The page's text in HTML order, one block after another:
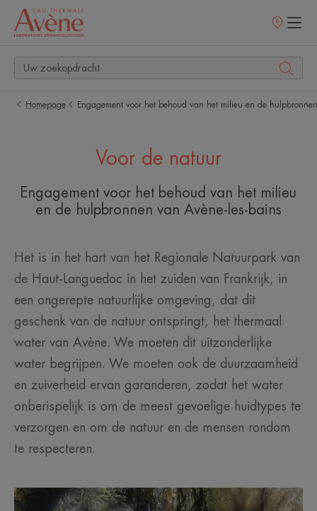
Homepage Engagement voor het behoud van het milieu en de
Voor de natuur
Engagement voor het behoud van het milieu
en de hulpbronnen van Avène-les-bains
Het is in het hart van het Regionale Natuurpark van
de Haut-Languedoc in het zuiden van Frankrijk, in
een ongerepte natuurlijke omgeving, dat dit
geschenk van de natuur ontspringt, het thermaal
water van Avène. We moeten dit uitzonderlijke
water begrijpen. We moeten ook de duurzaamheid
en zuiverheid ervan garanderen, zodat het water
onberispelijk is om de meest gevoelige huidtypes te
verzorgen en om de natuur en de mensen rondom
te respecteren.